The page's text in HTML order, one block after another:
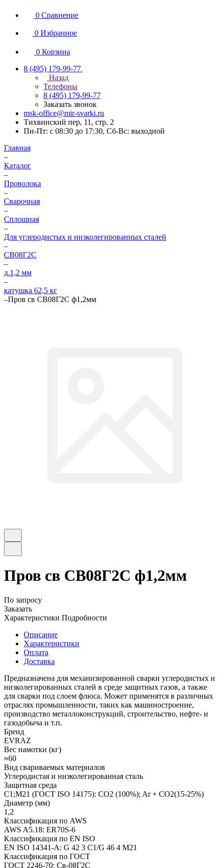
0 Сравнение
0 Избранное
0 Корзина
8 (495) 179-99-77
Назад
Телефоны
8 (495) 179-99-77
Заказать звонок
msk-office@mir-svarki.ru
Тихвинский пер, 11, стр. 2
Пн-Пт: с 08:30 до 17:30, Сб-Вс: выходной
Главная
–
Каталог
–
Проволока
–
Сварочная
–
Сплошная
–
Для углеродистых и низколегированных сталей
–
СВ08Г2С
–
д.1,2 мм
–
катушка 62,5 кг
–Пров св СВ08Г2С ф1,2мм
Пров св СВ08Г2С ф1,2мм
По запросу
Заказать
Характеристики Подробности
Описание
Характеристики
Оплата
Доставка
Предназначена для механизированной сварки углеродистых и
низколегированных сталей в среде защитных газов, а также
для сварки под слоем флюса. Может применятся в различных
отраслях промышленности, таких как машиностроение,
производство металлоконструкций, строительство, нефте- и
газодобыча и т.п.
Бренд
EVRAZ
Вес намотки (кг)
≈60
Вид свариваемых материалов
Углеродистая и низколегированная сталь
Защитная среда
C1;M21 (ГОСТ ISO 14175): CO2 (100%); Ar + CO2(15-25%)
Диаметр (мм)
1,2
Классификация по AWS
AWS A5.18: ER70S-6
Классификация по EN ISO
EN ISO 14341-A: G 42 3 C1/G 46 4 M21
Классификация по ГОСТ
ГОСТ 2246-70: Св-08Г2С